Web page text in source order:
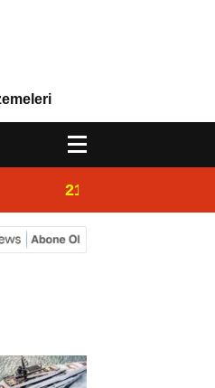
21:02